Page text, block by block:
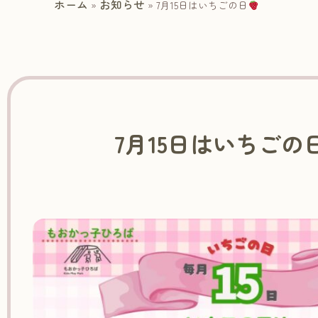
ホーム » お知らせ »7月15日はいちごの日
7月15日はいちごの